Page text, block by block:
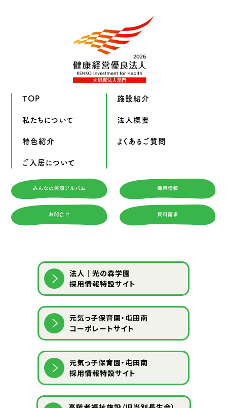
TOP
私たちについて
特色紹介
ご入居について
施設紹介
法人概要
よくあるご質問
法人｜光の森学園
採用情報特設サイト
元気っ子保育園・屯田南
コーポレートサイト
元気っ子保育園・屯田南
採用情報特設サイト